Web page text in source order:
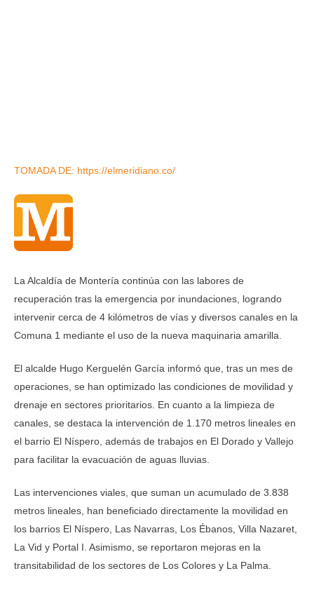
TOMADA DE: https://elmeridiano.co/
La Alcaldía de Montería continúa con las labores de
recuperación tras la emergencia por inundaciones, logrando
intervenir cerca de 4 kilómetros de vías y diversos canales en la
Comuna 1 mediante el uso de la nueva maquinaria amarilla.
El alcalde Hugo Kerguelén García informó que, tras un mes de
operaciones, se han optimizado las condiciones de movilidad y
drenaje en sectores prioritarios. En cuanto a la limpieza de
canales, se destaca la intervención de 1.170 metros lineales en
el barrio El Níspero, además de trabajos en El Dorado y Vallejo
para facilitar la evacuación de aguas lluvias.
Las intervenciones viales, que suman un acumulado de 3.838
metros lineales, han beneficiado directamente la movilidad en
los barrios El Níspero, Las Navarras, Los Ébanos, Villa Nazaret,
La Vid y Portal I. Asimismo, se reportaron mejoras en la
transitabilidad de los sectores de Los Colores y La Palma.